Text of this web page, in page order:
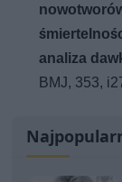
analiza
BMJ, 353,